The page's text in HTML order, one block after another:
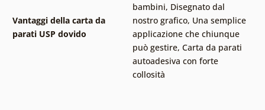
Vantaggi della carta da
parati USP dovido
bambini, Disegnato dal
nostro grafico, Una semplice
applicazione che chiunque
può gestire, Carta da parati
autoadesiva con forte
collosità